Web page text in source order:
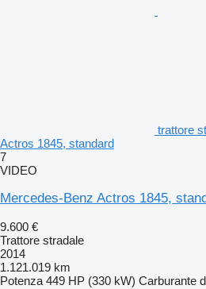
trattore
Actros 1845, standard
7
VIDEO
Mercedes-Benz Actros 1845,
9.600 €
Trattore stradale
2014
1.121.019 km
Potenza 449 HP (330 kW) Carburante